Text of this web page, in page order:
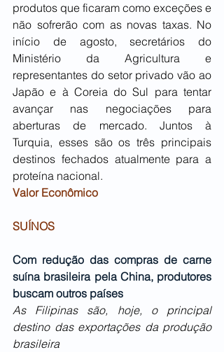
produtos que ficaram como exceções e
não sofrerão com as novas taxas. No
início de agosto, secretários do
Ministério da Agricultura e
representantes do setor privado vão ao
Japão e à Coreia do Sul para tentar
avançar nas negociações para
aberturas de mercado. Juntos à
Turquia, esses são os três principais
destinos fechados atualmente para a
proteína nacional.
Valor Econômico
SUÍNOS
Com redução das compras de carne
suína brasileira pela China, produtores
buscam outros países
As Filipinas são, hoje, o principal
destino das exportações da produção
brasileira